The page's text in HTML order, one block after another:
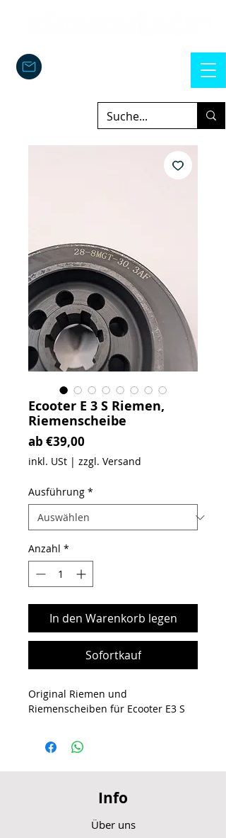
Ecooter E 3 S Riemen,
Riemenscheibe
ab €39,00
inkl. USt | zzgl. Versand
Ausführung *
Anzahl *
In den Warenkorb legen
Sofortkauf
Original Riemen und
Riemenscheiben für Ecooter E3 S
Info
Über uns